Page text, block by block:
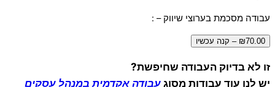
עבודה מסכמת בערוצי שיווק – :
₪70.00 – קנה עכשיו
זו לא בדיוק העבודה שחיפשת?
יש לנו עוד עבודות מסוגעבודה אקדמית במנהל עסקים